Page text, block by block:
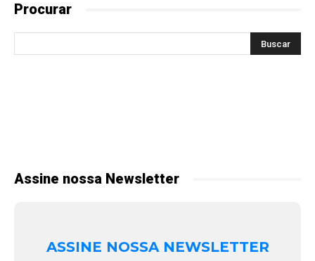
Procurar
Assine nossa Newsletter
ASSINE NOSSA NEWSLETTER